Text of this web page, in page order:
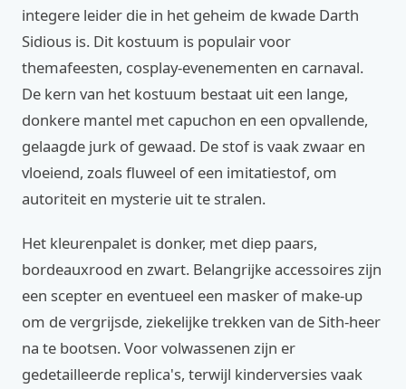
integere leider die in het geheim de kwade Darth
Sidious is. Dit kostuum is populair voor
themafeesten, cosplay-evenementen en carnaval.
De kern van het kostuum bestaat uit een lange,
donkere mantel met capuchon en een opvallende,
gelaagde jurk of gewaad. De stof is vaak zwaar en
vloeiend, zoals fluweel of een imitatiestof, om
autoriteit en mysterie uit te stralen.
Het kleurenpalet is donker, met diep paars,
bordeauxrood en zwart. Belangrijke accessoires zijn
een scepter en eventueel een masker of make-up
om de vergrijsde, ziekelijke trekken van de Sith-heer
na te bootsen. Voor volwassenen zijn er
gedetailleerde replica's, terwijl kinderversies vaak